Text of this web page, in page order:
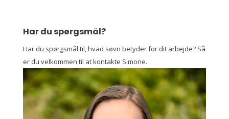
Har du spørgsmål?
Har du spørgsmål til, hvad søvn betyder for dit arbejde? Så
er du velkommen til at kontakte Simone.